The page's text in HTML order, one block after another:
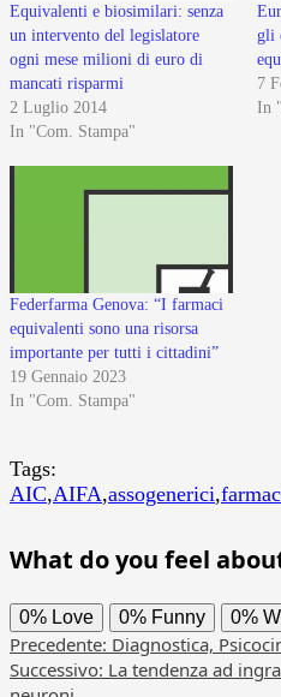
Equivalenti e biosimilari: senza
un intervento del legislatore
ogni mese milioni di euro di
mancati risparmi
2 Luglio 2014
In "Com. Stampa"
gli
7
In
Federfarma Genova: “I farmaci
equivalenti sono una risorsa
importante per tutti i cittadini”
19 Gennaio 2023
In "Com. Stampa"
Tags:
AIC,AIFA,assogenerici,
What do you feel
0% Love 0% Funny 0%
Navigazione
Precedente: Diagnostica,
Successivo: La tendenza ad